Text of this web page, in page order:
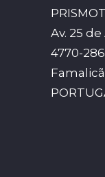
Av. 25 de
4770-